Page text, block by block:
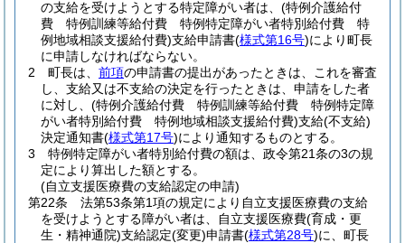
の支給を受けようとする特定障がい者は、 (特例介護給付
費 特例訓練等給付費 特例特定障がい者特別給付費 特
例地域相談支援給付費)支給申請書(様式第16号)により町長
に申請しなければならない。
2
町長は、 前項の申請書の提出があったときは、これを審査
し、支給又は不支給の決定を行ったときは、申請をした者
に対し、 (特例介護給付費 特例訓練等給付費 特例特定障
がい者特別給付費 特例地域相談支援給付費)支給(不支給)
決定通知書(様式第17号)により通知するものとする。
3
特例特定障がい者特別給付費の額は、政令第21条の3の規
定により算出した額とする。
(自立支援医療費の支給認定の申請)
第22条
法第53条第1項の規定により自立支援医療費の支給
を受けようとする障がい者は、自立支援医療費(育成・更
生・精神通院)支給認定(変更)申請書(様式第28号)に、町長